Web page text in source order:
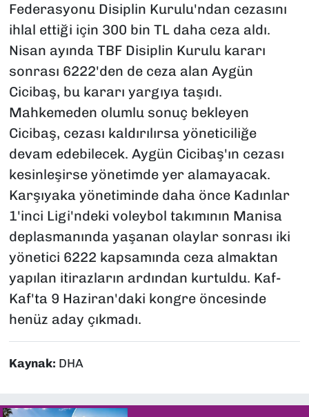
Federasyonu Disiplin Kurulu'ndan cezasını
ihlal ettiği için 300 bin TL daha ceza aldı.
Nisan ayında TBF Disiplin Kurulu kararı
sonrası 6222'den de ceza alan Aygün
Cicibaş, bu kararı yargıya taşıdı.
Mahkemeden olumlu sonuç bekleyen
Cicibaş, cezası kaldırılırsa yöneticiliğe
devam edebilecek. Aygün Cicibaş'ın cezası
kesinleşirse yönetimde yer alamayacak.
Karşıyaka yönetiminde daha önce Kadınlar
1'inci Ligi'ndeki voleybol takımının Manisa
deplasmanında yaşanan olaylar sonrası iki
yönetici 6222 kapsamında ceza almaktan
yapılan itirazların ardından kurtuldu. Kaf-
Kaf'ta 9 Haziran'daki kongre öncesinde
henüz aday çıkmadı.
Kaynak: DHA